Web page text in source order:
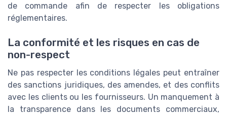
de commande afin de respecter les obligations
réglementaires.
La conformité et les risques en cas de
non-respect
Ne pas respecter les conditions légales peut entraîner
des sanctions juridiques, des amendes, et des conflits
avec les clients ou les fournisseurs. Un manquement à
la transparence dans les documents commerciaux,